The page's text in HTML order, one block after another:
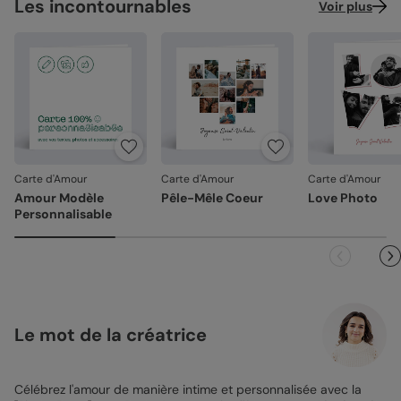
Les incontournables Voir plus
Carte d'Amour
Amour Modèle
Personnalisable
Carte d'Amour
Pêle-Mêle Coeur
Carte d'Amour
Love Photo
Le mot de la créatrice
Célébrez l'amour de manière intime et personnalisée avec la